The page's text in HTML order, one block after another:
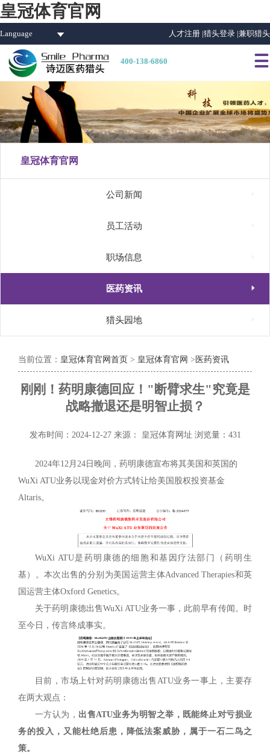
皇冠体育官网
Language 人才注册 |猎头登录 |兼职猎头
400-138-6860 
皇冠体育官网
公司新闻
员工活动
职场信息
医药资讯 
猎头园地
当前位置： 皇冠体育官网首页 > 皇冠体育官网 > 医药资讯
刚刚！药明康德回应！"断臂求生"究竟是
战略撤退还是明智止损？
发布时间：2024-12-27 来源： 皇冠体育网址 浏览量：431
2024年12月24日晚间，药明康德宣布将其美国和英国的
WuXi ATU业务以现金对价方式转让给美国股权投资基金
Altaris。
WuXi ATU是药明康德的细胞和基因疗法部门（药明生
基）。本次出售的分别为美国运营主体Advanced Therapies和英
国运营主体Oxford Genetics。
关于药明康德出售WuXi ATU业务一事，此前早有传闻。时
至今日，传言终成事实。
目前，市场上针对药明康德出售ATU业务一事上，主要存
在两大观点：
一方认为， 出售ATU业务为明智之举，既能终止对亏损业
务的投入，又能杜绝后患，降低法案威胁，属于一石二鸟之
策。